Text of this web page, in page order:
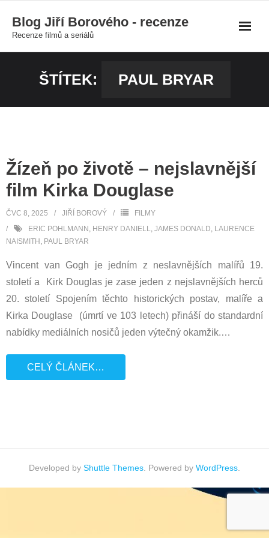
content
Blog Jiří Borového - recenze
Recenze filmů a seriálů
ŠTÍTEK: PAUL BRYAR
Žízeň po životě – nejslavnější
film Kirka Douglase
ČVC 8, 2025 JIŘÍ BOROVÝ
FILMY
ERIC POHLMANN , HENRY DANIELL, JAMES DONALD, LAURENCE
NAISMITH , PAUL BRYAR
Vincent van Gogh je jedním z neslavnějších malířů 19.
století a Kirk Douglas je zase jeden z nejslavnějších herců
20. století Spojením těchto historických postav, malíře a
Kirka Douglase (úmrtí ve 103 letech) přináší do standardní
nabídky mediálních nosičů jeden výtečný okamžik.…
CELÝ ČLÁNEK…
Developed by Shuttle Themes . Powered by WordPress